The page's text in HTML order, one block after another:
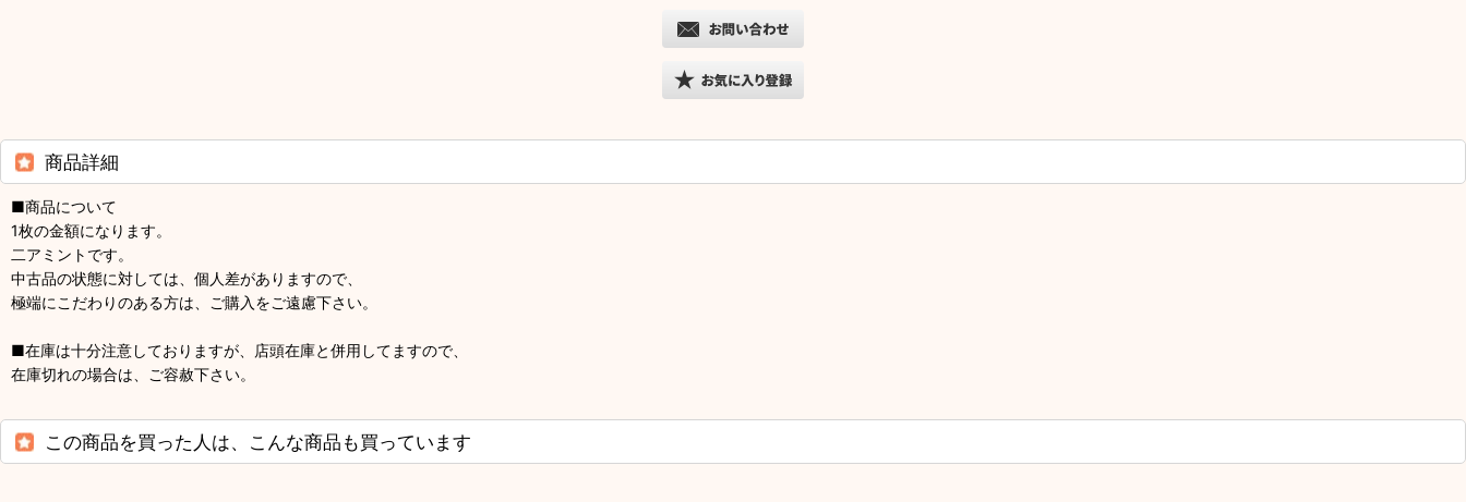
商品詳細
■商品について
1枚の金額になります。
二アミントです。
中古品の状態に対しては、個人差がありますので、
極端にこだわりのある方は、ご購入をご遠慮下さい。
■在庫は十分注意しておりますが、店頭在庫と併用してますので、
在庫切れの場合は、ご容赦下さい。
この商品を買った人は、こんな商品も買っています